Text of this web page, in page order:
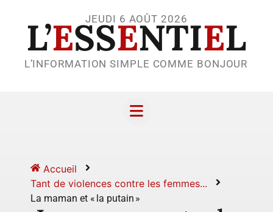
JEUDI 6 AOÛT 2026
L’ESSENTIEL
L’INFORMATION SIMPLE COMME BONJOUR
Accueil
Tant de violences contre les femmes...
La maman et « la putain »